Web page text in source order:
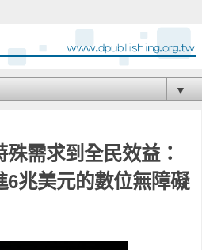
▼
殊需求到全民效益：
6兆美元的數位無障礙